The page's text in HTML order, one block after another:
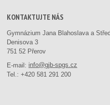
KONTAKTUJTE NÁS
Gymnázium Jana Blahoslava a
Denisova 3
751 52 Přerov
E-mail: info@gjb-spgs.cz
Tel.:+420 581 291 200